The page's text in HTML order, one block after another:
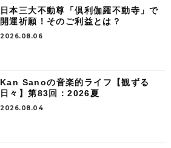
日本三大不動尊「倶利伽羅不動寺」で
開運祈願！そのご利益とは？
2026.08.06
Kan Sanoの音楽的ライフ【観ずる
日々】第83回：2026夏
2026.08.04